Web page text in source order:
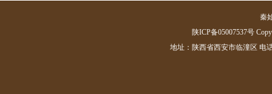
秦
陕ICP备05007537号
地址：陕西省西安市临潼区 电